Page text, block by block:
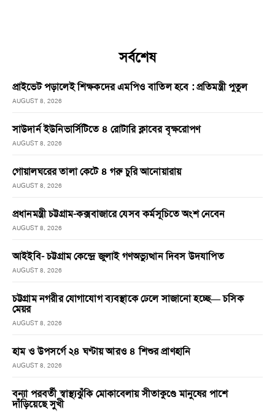
সর্বশেষ
প্রাইভেট পড়ালেই শিক্ষকদের এমপিও বাতিল হবে : প্রতিমন্ত্রী পুতুল
AUGUST 8, 2026
সাউদার্ন ইউনিভার্সিটিতে ৪ রোটারি ক্লাবের বৃক্ষরোপণ
AUGUST 8, 2026
গোয়ালঘরের তালা কেটে ৪ গরু চুরি আনোয়ারায়
AUGUST 8, 2026
প্রধানমন্ত্রী চট্টগ্রাম-কক্সবাজারে যেসব কর্মসূচিতে অংশ নেবেন
AUGUST 8, 2026
আইইবি- চট্টগ্রাম কেন্দ্রে জুলাই গণঅভ্যুত্থান দিবস উদযাপিত
AUGUST 8, 2026
চট্টগ্রাম নগরীর যোগাযোগ ব্যবস্থাকে ঢেলে সাজানো হচ্ছে— চসিক
মেয়র
AUGUST 8, 2026
হাম ও উপসর্গে ২৪ ঘণ্টায় আরও ৪ শিশুর প্রাণহানি
AUGUST 8, 2026
বন্যা পরবর্তী স্বাস্থ্যঝুঁকি মোকাবেলায় সীতাকুণ্ডে মানুষের পাশে
দাঁড়িয়েছে সুখী